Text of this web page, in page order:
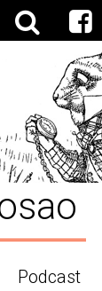
Podcast